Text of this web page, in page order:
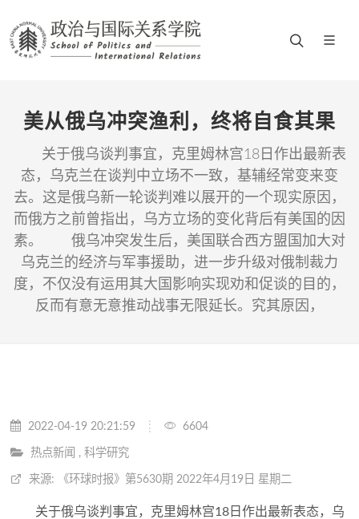
美从俄乌冲突渔利，终将自食其果
关于俄乌谈判事宜，克里姆林宫18日作出最新表
态，乌克兰在谈判中立场不一致，基辅经常变来变
去。这是俄乌新一轮谈判难以展开的一个现实原因，
而俄方之前曾指出，乌方立场的变化背后有美国的因
素。 俄乌冲突发生后，美国联合西方盟国加大对
乌克兰的经济与军事援助，进一步升级对俄制裁力
度，不仅没有运用其大国影响实现劝和促谈的目的，
反而有意无意推动战事无限延长。究其原因，
2022-04-19 20:21:59 6604
热点新闻 , 科学研究
来源: 《环球时报》第5630期 2022年4月19日 星期二
关于俄乌谈判事宜，克里姆林宫18日作出最新表态，乌